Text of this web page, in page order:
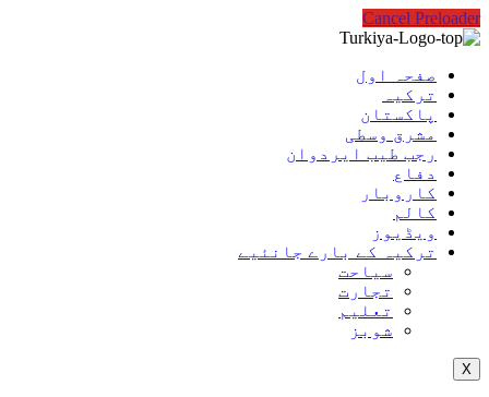
Cancel Preloader
صفحہ اول
ترکیہ
پاکستان
مشرق وسطی
رجب طیب ایردوان
دفاع
کاروبار
کالم
ویڈیوز
ترکیہ کے بارے جانئیے
سیاحت
تجارت
تعلیم
شوبز
X